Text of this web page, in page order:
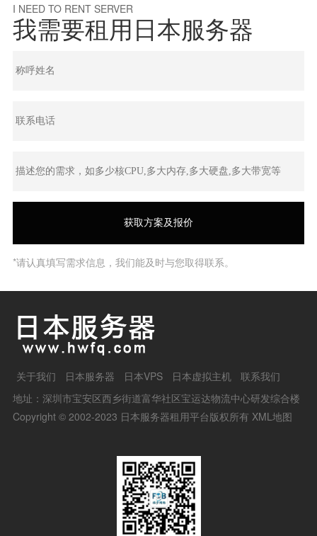
I NEED TO RENT SERVER
我需要租用日本服务器
*请认真填写需求信息，我们能及时与您取得联系。
关于我们 日本服务器 日本VPS 日本虚拟主机
联系我们
地址：深圳市宝安区西乡街道富华社区宝运达物流中心研发综合楼
Copyright © 2002-2023 日本服务器租用平台版权所有 XML地图